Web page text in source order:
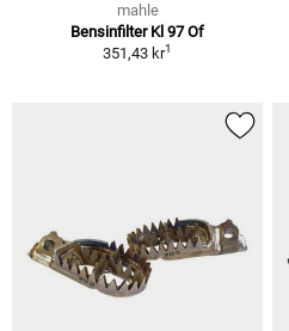
mahle
Bensinfilter Kl 97 Of
351,43 kr1